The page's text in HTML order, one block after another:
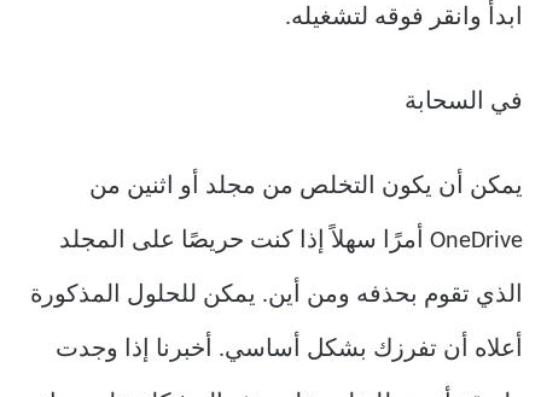
ابدأ وانقر فوقه لتشغيله.
في السحابة
يمكن أن يكون التخلص من مجلد أو اثنين من
OneDrive أمرًا سهلاً إذا كنت حريصًا على المجلد
الذي تقوم بحذفه ومن أين. يمكن للحلول المذكورة
أعلاه أن تفرزك بشكل أساسي. أخبرنا إذا وجدت